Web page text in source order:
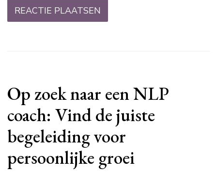
Op zoek naar een NLP
coach: Vind de juiste
begeleiding voor
persoonlijke groei